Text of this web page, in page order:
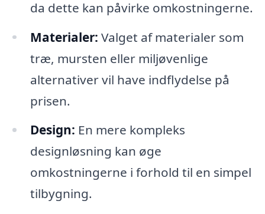
da dette kan påvirke omkostningerne.
Materialer: Valget af materialer som
træ, mursten eller miljøvenlige
alternativer vil have indflydelse på
prisen.
Design: En mere kompleks
designløsning kan øge
omkostningerne i forhold til en simpel
tilbygning.